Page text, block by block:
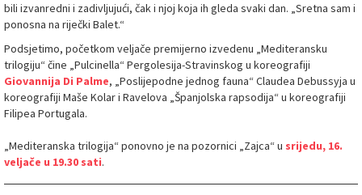
bili izvanredni i zadivljujući, čak i njoj koja ih gleda svaki dan. „Sretna sam i
ponosna na riječki Balet.“
Podsjetimo, početkom veljače premijerno izvedenu „Mediteransku
trilogiju“ čine „Pulcinella“ Pergolesija-Stravinskog u koreografiji
Giovannija Di Palme, „Poslijepodne jednog fauna“ Claudea Debussyja u
koreografiji Maše Kolar i Ravelova „Španjolska rapsodija“ u koreografiji
Filipea Portugala.
„Mediteranska trilogija“ ponovno je na pozornici „Zajca“ u srijedu, 16.
veljače u 19.30 sati.